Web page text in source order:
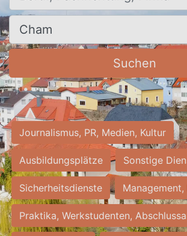
Ort, Stadt
Suchen
Journalismus, PR, Medien, Kultur
Ausbildungsplätze Sonstige
Sicherheitsdienste
Praktika, Werkstudenten,